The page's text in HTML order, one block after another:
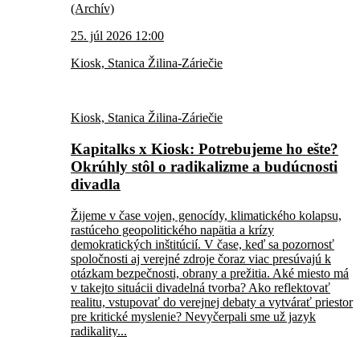
(Archív)
25. júl 2026 12:00
Kiosk, Stanica Žilina-Záriečie
Kiosk, Stanica Žilina-Záriečie
Kapitalks x Kiosk: Potrebujeme ho ešte?
Okrúhly stôl o radikalizme a budúcnosti
divadla
Žijeme v čase vojen, genocídy, klimatického kolapsu,
rastúceho geopolitického napätia a krízy
demokratických inštitúcií. V čase, keď sa pozornosť
spoločnosti aj verejné zdroje čoraz viac presúvajú k
otázkam bezpečnosti, obrany a prežitia. Aké miesto má
v takejto situácii divadelná tvorba? Ako reflektovať
realitu, vstupovať do verejnej debaty a vytvárať priestor
pre kritické myslenie? Nevyčerpali sme už jazyk
radikality...